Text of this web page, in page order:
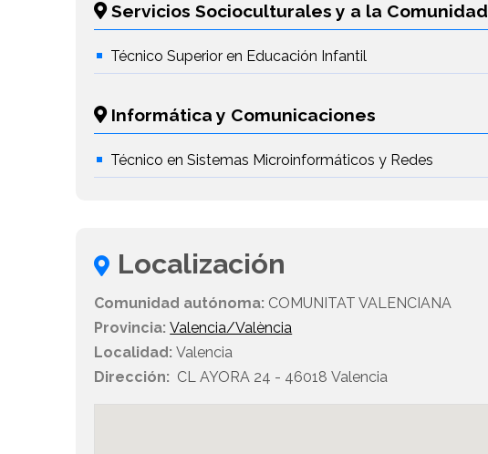
Servicios Socioculturales y a la Comunidad
Técnico Superior en Educación Infantil
Informática y Comunicaciones
Técnico en Sistemas Microinformáticos y Redes
Localización
Comunidad autónoma: COMUNITAT VALENCIANA
Provincia: Valencia/València
Localidad: Valencia
Dirección: CL AYORA 24 - 46018 Valencia